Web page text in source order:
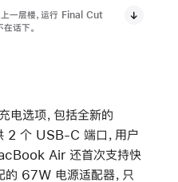
一层楼，运行 Final Cut
话下。
选项，包括全新的
2 个 USB-C 端口，用户
Air 还首次支持快
的 67W 电源适配器，只